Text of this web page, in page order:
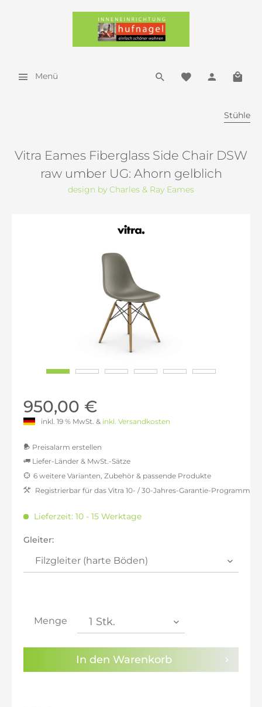
Menü
Stühle
Vitra Eames Fiberglass Side Chair DSW
raw umber UG: Ahorn gelblich
design by Charles & Ray Eames
950,00 €
inkl. 19 % MwSt. & inkl. Versandkosten
Preisalarm erstellen
Preisalarm aktivieren
Liefer-Länder & MwSt.-Sätze
inkl. 16% MwSt.: 926,05 €
inkl. 21% MwSt.: 965,97 €
inkl. 21% MwSt.: 965,97 €
inkl. 22% MwSt.: 973,95 €
6 weitere Varianten, Zubehör & passende Produkte
Registrierbar für das Vitra 10- / 30-Jahres-Garantie-Programm
Lieferzeit: 10 - 15 Werktage
Gleiter:
Menge
In den Warenkorb